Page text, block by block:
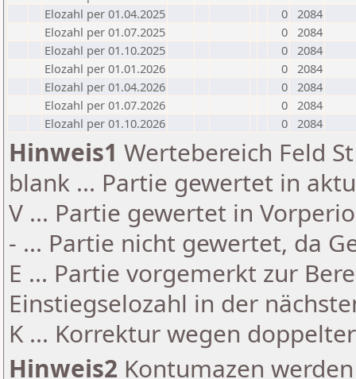
Elozahl per 01.04.2025
0 2084
Elozahl per 01.07.2025
0 2084
Elozahl per 01.10.2025
0 2084
Elozahl per 01.01.2026
0 2084
Elozahl per 01.04.2026
0 2084
Elozahl per 01.07.2026
0 2084
Elozahl per 01.10.2026
0 2084
Hinweis1 Wertebereich Feld
blank ... Partie gewertet in
V ... Partie gewertet in
- ... Partie nicht gewertet, da
E ... Partie vorgemerkt zur
Einstiegselozahl in der
K ... Korrektur wegen
Hinweis2 Kontumazen